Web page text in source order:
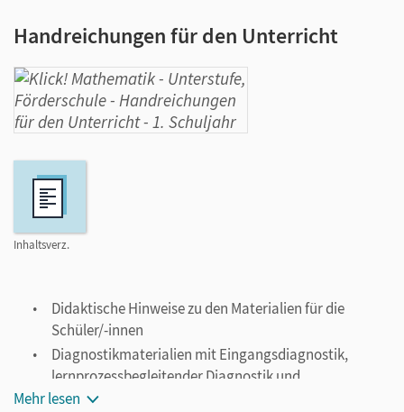
Inhaltsverz.
Handreichungen für den Unterricht
Didaktische Hinweise zu den Materialien für die
Schüler/-innen
Diagnostikmaterialien mit Eingangsdiagnostik,
lernprozessbegleitender Diagnostik und
Abschlussdiagnostik nach jedem Band sowie einem
Mehr lesen